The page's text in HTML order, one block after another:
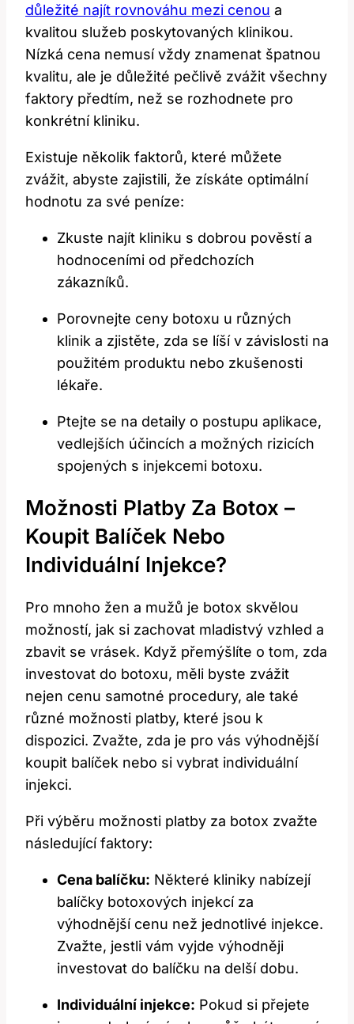
důležité najít rovnováhu mezi cenou a
kvalitou služeb poskytovaných klinikou.
Nízká cena nemusí vždy znamenat špatnou
kvalitu, ale je důležité pečlivě zvážit všechny
faktory předtím, než se rozhodnete pro
konkrétní kliniku.
Existuje několik faktorů, které můžete
zvážit, abyste zajistili, že získáte optimální
hodnotu za své peníze:
Zkuste najít kliniku s dobrou pověstí a
hodnoceními od předchozích
zákazníků.
Porovnejte ceny botoxu u různých
klinik a zjistěte, zda se líší v závislosti na
použitém produktu nebo zkušenosti
lékaře.
Ptejte se na detaily o postupu aplikace,
vedlejších účincích a možných rizicích
spojených s injekcemi botoxu.
Možnosti Platby Za Botox –
Koupit Balíček Nebo
Individuální Injekce?
Pro mnoho žen a mužů je botox skvělou
možností, jak si zachovat mladistvý vzhled a
zbavit se vrásek. Když přemýšlíte o tom, zda
investovat do botoxu, měli byste zvážit
nejen cenu samotné procedury, ale také
různé možnosti platby, které jsou k
dispozici. Zvažte, zda je pro vás výhodnější
koupit balíček nebo si vybrat individuální
injekci.
Při výběru možnosti platby za botox zvažte
následující faktory:
Cena balíčku: Některé kliniky nabízejí
balíčky botoxových injekcí za
výhodnější cenu než jednotlivé injekce.
Zvažte, jestli vám vyjde výhodněji
investovat do balíčku na delší dobu.
Individuální injekce: Pokud si přejete